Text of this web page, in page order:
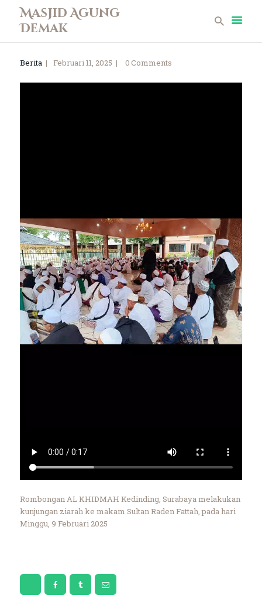
Masjid Agung
Demak
Masjid Agung Demak
Beranda
Profil
Berita Februari 11, 2025 0Comments
Rombongan AL KHIDMAH Kedinding, Surabaya melakukan
kunjungan ziarah ke makam Sultan Raden Fattah, pada hari
Minggu, 9 Februari 2025